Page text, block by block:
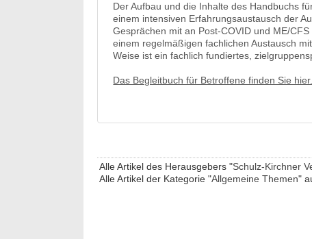
Der Aufbau und die Inhalte des Handbuchs
einem intensiven Erfahrungsaustausch der
Gesprächen mit an Post-COVID und ME/
einem regelmäßigen fachlichen Austausch
Weise ist ein fachlich fundiertes,
Das Begleitbuch für Betroffene finden Sie hier.
Alle Artikel des Herausgebers "Schulz-Kirchner
Alle Artikel der Kategorie "Allgemeine Themen"